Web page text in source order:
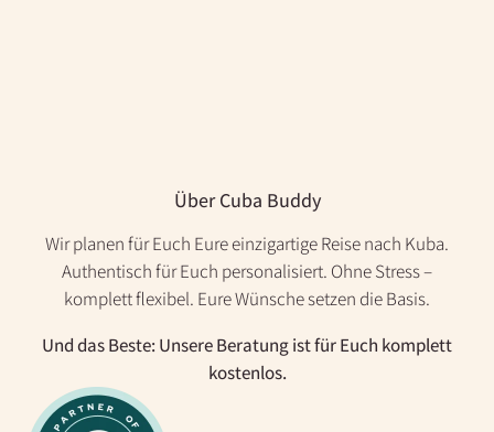
Über Cuba Buddy
Wir planen für Euch Eure einzigartige Reise nach Kuba.
Authentisch für Euch personalisiert. Ohne Stress –
komplett flexibel. Eure Wünsche setzen die Basis.
Und das Beste: Unsere Beratung ist für Euch komplett
kostenlos.